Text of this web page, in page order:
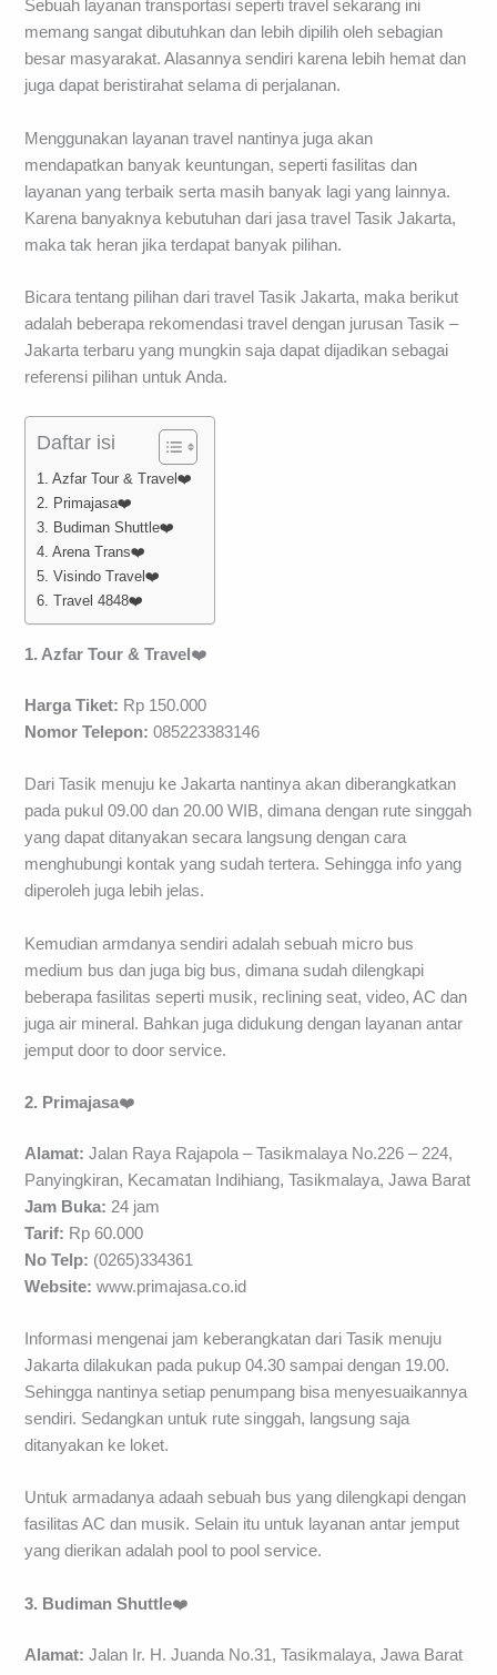
Sebuah layanan transportasi seperti travel sekarang ini
memang sangat dibutuhkan dan lebih dipilih oleh sebagian
besar masyarakat. Alasannya sendiri karena lebih hemat dan
juga dapat beristirahat selama di perjalanan.
Menggunakan layanan travel nantinya juga akan
mendapatkan banyak keuntungan, seperti fasilitas dan
layanan yang terbaik serta masih banyak lagi yang lainnya.
Karena banyaknya kebutuhan dari jasa travel Tasik Jakarta,
maka tak heran jika terdapat banyak pilihan.
Bicara tentang pilihan dari travel Tasik Jakarta, maka berikut
adalah beberapa rekomendasi travel dengan jurusan Tasik –
Jakarta terbaru yang mungkin saja dapat dijadikan sebagai
referensi pilihan untuk Anda.
Daftar isi
1. Azfar Tour & Travel❤️
2. Primajasa❤️
3. Budiman Shuttle❤️
4. Arena Trans❤️
5. Visindo Travel❤️
6. Travel 4848❤️
1. Azfar Tour & Travel ❤️
Harga Tiket: Rp 150.000
Nomor Telepon: 085223383146
Dari Tasik menuju ke Jakarta nantinya akan diberangkatkan
pada pukul 09.00 dan 20.00 WIB, dimana dengan rute singgah
yang dapat ditanyakan secara langsung dengan cara
menghubungi kontak yang sudah tertera. Sehingga info yang
diperoleh juga lebih jelas.
Kemudian armdanya sendiri adalah sebuah micro bus
medium bus dan juga big bus, dimana sudah dilengkapi
beberapa fasilitas seperti musik, reclining seat, video, AC dan
juga air mineral. Bahkan juga didukung dengan layanan antar
jemput door to door service.
2. Primajasa❤️
Alamat: Jalan Raya Rajapola – Tasikmalaya No.226 – 224,
Panyingkiran, Kecamatan Indihiang, Tasikmalaya, Jawa Barat
Jam Buka: 24 jam
Tarif: Rp 60.000
No Telp: (0265)334361
Website: www.primajasa.co.id
Informasi mengenai jam keberangkatan dari Tasik menuju
Jakarta dilakukan pada pukup 04.30 sampai dengan 19.00.
Sehingga nantinya setiap penumpang bisa menyesuaikannya
sendiri. Sedangkan untuk rute singgah, langsung saja
ditanyakan ke loket.
Untuk armadanya adaah sebuah bus yang dilengkapi dengan
fasilitas AC dan musik. Selain itu untuk layanan antar jemput
yang dierikan adalah pool to pool service.
3. Budiman Shuttle❤️
Alamat: Jalan Ir. H. Juanda No.31, Tasikmalaya, Jawa Barat